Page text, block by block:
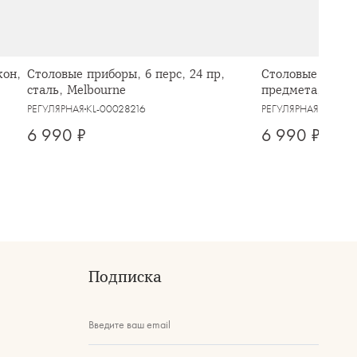
Столовые приборы, 6 перс, 24 пр,
сталь, Melbourne
РЕГУЛЯРНАЯ KL-00028216
6 990 ₽
Столовые
предмета,
РЕГУЛЯРНАЯ
6 990 ₽
Подписка
Введите ваш email